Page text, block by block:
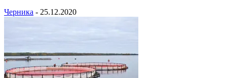
Черника - 25.12.2020